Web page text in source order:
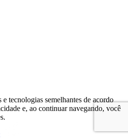
tecnologias semelhantes de acordo
e, ao continuar navegando, você